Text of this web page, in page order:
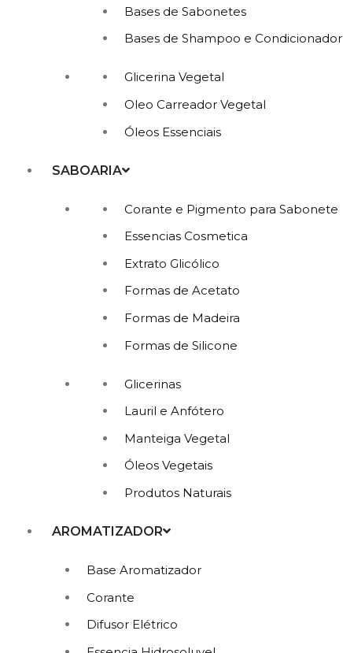
Bases de Sabonetes
Bases de Shampoo e Condicionador
Glicerina Vegetal
Oleo Carreador Vegetal
Óleos Essenciais
SABOARIA
Corante e Pigmento para Sabonete
Essencias Cosmetica
Extrato Glicólico
Formas de Acetato
Formas de Madeira
Formas de Silicone
Glicerinas
Lauril e Anfótero
Manteiga Vegetal
Óleos Vegetais
Produtos Naturais
AROMATIZADOR
Base Aromatizador
Corante
Difusor Elétrico